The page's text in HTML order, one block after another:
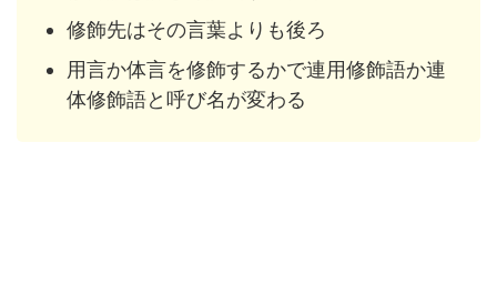
修飾先はその言葉よりも後ろ
用言か体言を修飾するかで連用修飾語か連
体修飾語と呼び名が変わる